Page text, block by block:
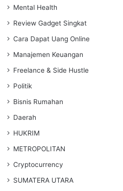
Mental Health
Review Gadget Singkat
Cara Dapat Uang Online
Manajemen Keuangan
Freelance & Side Hustle
Politik
Bisnis Rumahan
Daerah
HUKRIM
METROPOLITAN
Cryptocurrency
SUMATERA UTARA